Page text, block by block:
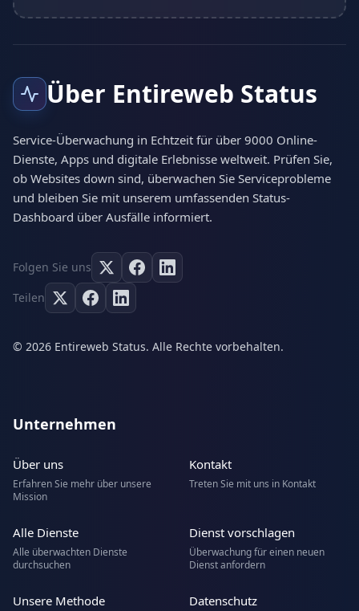
Über Entireweb Status
Service-Überwachung in Echtzeit für über 9000 Online-
Dienste, Apps und digitale Erlebnisse weltweit. Prüfen Sie,
ob Websites down sind, überwachen Sie Serviceprobleme
und bleiben Sie mit unserem umfassenden Status-
Dashboard über Ausfälle informiert.
Folgen Sie uns
Teilen
© 2026 Entireweb Status. Alle Rechte vorbehalten.
Unternehmen
Über uns
Erfahren Sie mehr über unsere
Mission
Kontakt
Treten Sie mit uns in Kontakt
Alle Dienste
Alle überwachten Dienste
durchsuchen
Dienst vorschlagen
Überwachung für einen neuen
Dienst anfordern
Unsere Methode Datenschutz